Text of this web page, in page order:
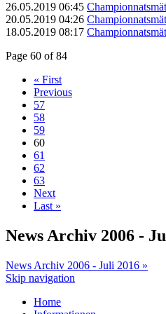
26.05.2019 06:45
20.05.2019 04:26
18.05.2019 08:17
Page 60 of 84
« First
Previous
57
58
59
60
61
62
63
Next
Last »
News Archiv 2006 -
News Archiv 2006 - Juli 2016 »
Skip navigation
Home